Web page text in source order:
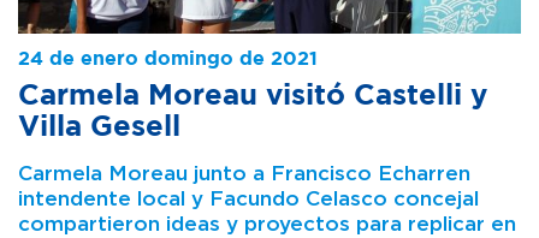
24 de enero domingo de 2021
Carmela Moreau visitó Castelli y
Villa Gesell
Carmela Moreau junto a Francisco Echarren
intendente local y Facundo Celasco concejal
compartieron ideas y proyectos para replicar en